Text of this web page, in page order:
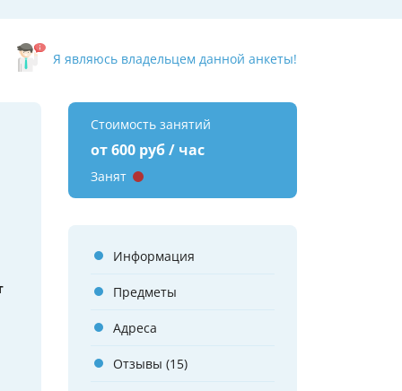
Я являюсь владельцем данной анкеты!
Стоимость занятий
от 600 руб / час
Занят
Информация
Предметы
Адреса
Отзывы (15)